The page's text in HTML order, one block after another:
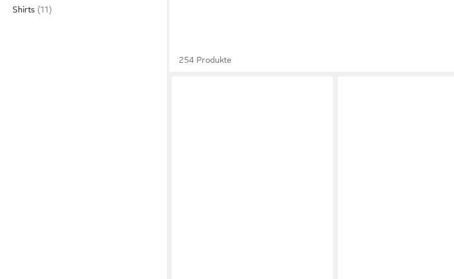
Shirts
254 Produkte